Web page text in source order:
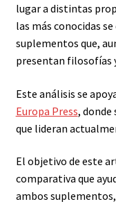
lugar a distintas
las más conocidas
suplementos que,
presentan filosofías
Este análisis se
Europa Press, donde
que lideran
El objetivo de este
comparativa que
ambos